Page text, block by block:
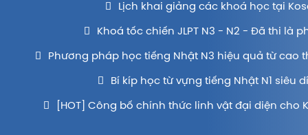
Lịch khai giảng các khoá học tại
Khoá tốc chiến JLPT N3 - N2 - Đã thi là
Phương pháp học tiếng Nhật N3 hiệu quả từ cao
Bí kíp học từ vựng tiếng Nhật N1 siêu
[HOT] Công bố chính thức linh vật đại diện cho